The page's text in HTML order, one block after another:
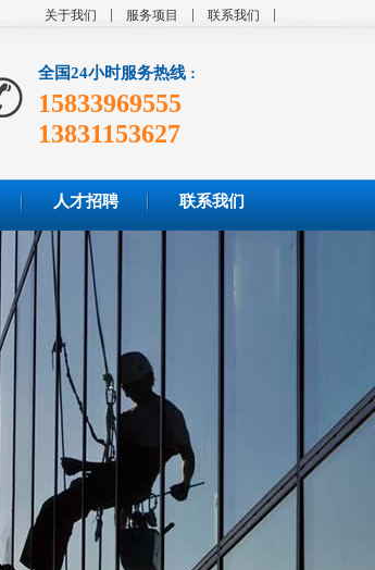
关于我们 服务项目 联系我们
全国24小时服务热线 :
15833969555
13831153627
人才招聘 联系我们